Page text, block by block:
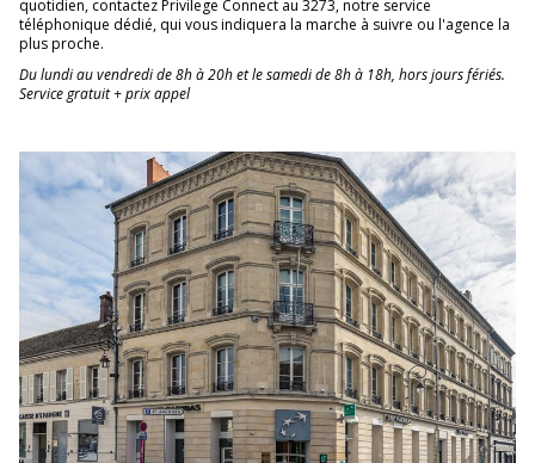
quotidien, contactez Privilege Connect au 3273, notre service
téléphonique dédié, qui vous indiquera la marche à suivre ou l'agence la
plus proche.
Du lundi au vendredi de 8h à 20h et le samedi de 8h à 18h, hors jours fériés.
Service gratuit + prix appel